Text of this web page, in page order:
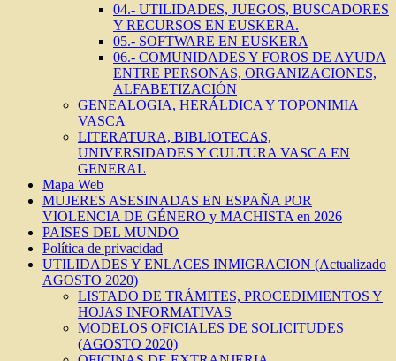
04.- UTILIDADES, JUEGOS, BUSCADORES
Y RECURSOS EN EUSKERA.
05.- SOFTWARE EN EUSKERA
06.- COMUNIDADES Y FOROS DE AYUDA
ENTRE PERSONAS, ORGANIZACIONES,
ALFABETIZACIÓN
GENEALOGIA, HERÁLDICA Y TOPONIMIA
VASCA
LITERATURA, BIBLIOTECAS,
UNIVERSIDADES Y CULTURA VASCA EN
GENERAL
Mapa Web
MUJERES ASESINADAS EN ESPAÑA POR
VIOLENCIA DE GÉNERO y MACHISTA en 2026
PAISES DEL MUNDO
Política de privacidad
UTILIDADES Y ENLACES INMIGRACION (Actualizado
AGOSTO 2020)
LISTADO DE TRÁMITES, PROCEDIMIENTOS Y
HOJAS INFORMATIVAS
MODELOS OFICIALES DE SOLICITUDES
(AGOSTO 2020)